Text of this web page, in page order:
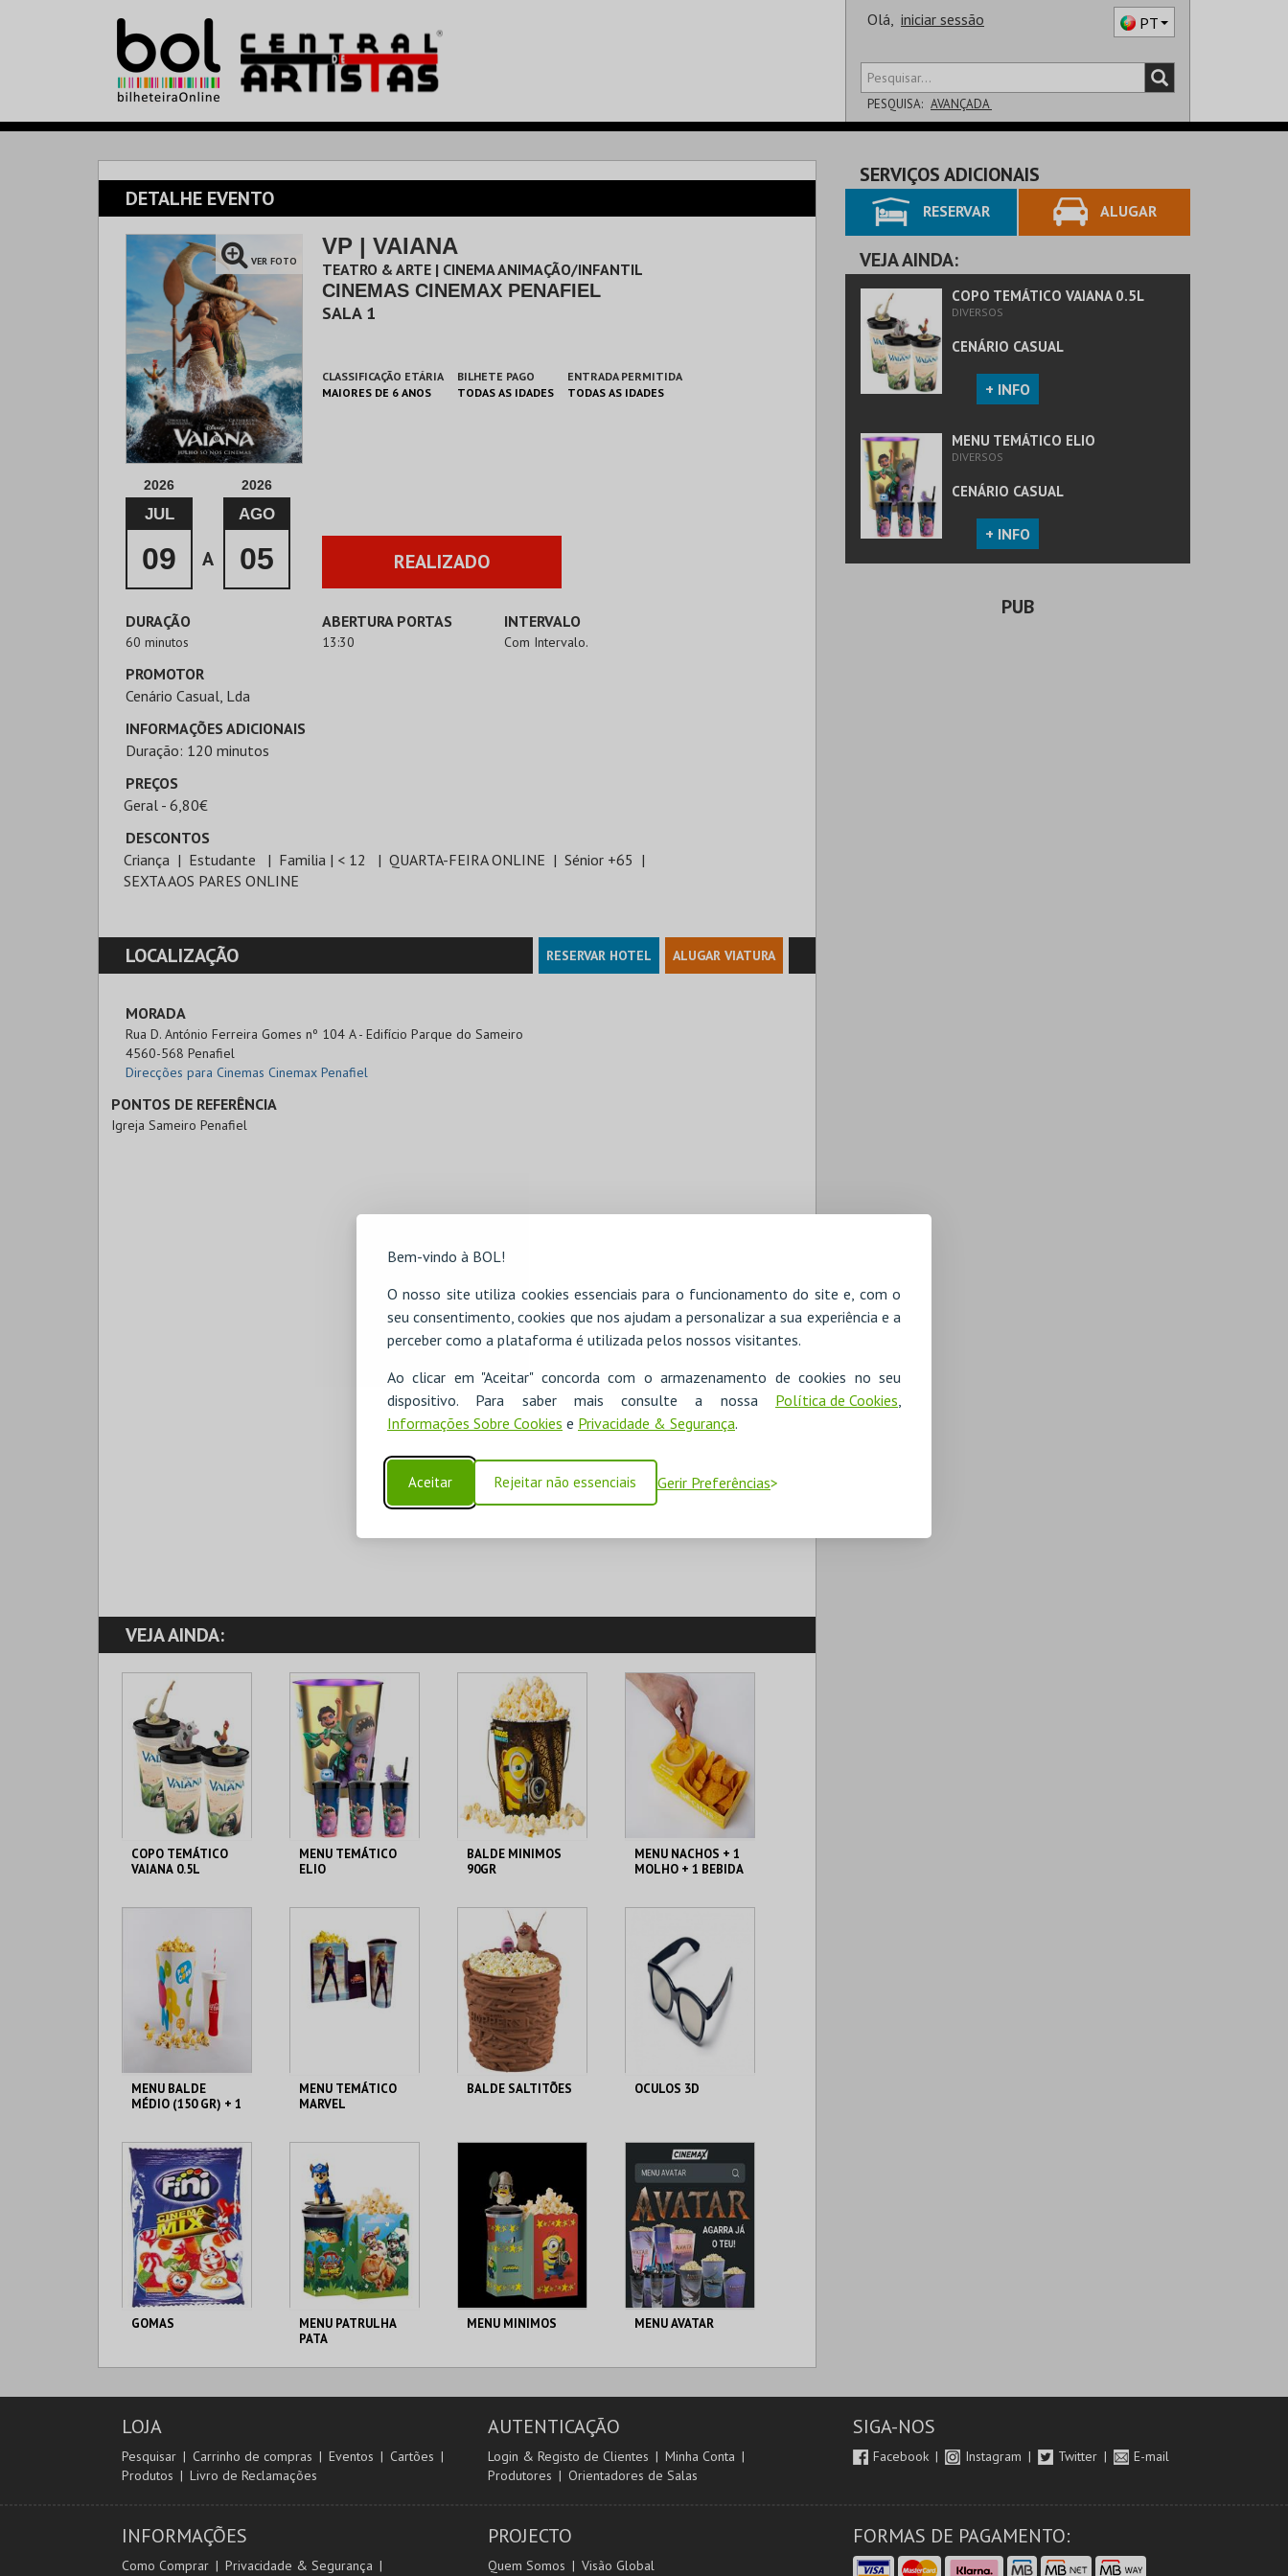
Bem-vindo à BOL!
O nosso site utiliza cookies essenciais para o funcionamento do site e, com o
seu consentimento, cookies que nos ajudam a personalizar a sua experiência e a
perceber como a plataforma é utilizada pelos nossos visitantes.
Ao clicar em "Aceitar" concorda com o armazenamento de cookies no seu
dispositivo. Para saber mais consulte a nossa Política de Cookies
Informações Sobre Cookies e Privacidade & Segurança.
Aceitar Rejeitar não essenciais Gerir Preferências
Olá, iniciar sessão PT
PESQUISA: AVANÇADA
SALA
DETALHE EVENTO
VER FOTO
VP | VAIANA
TEATRO & ARTE | CINEMA ANIMAÇÃO/INFANTIL
CINEMAS CINEMAX PENAFIEL
SALA 1
CLASSIFICAÇÃO ETÁRIA
MAIORES DE 6 ANOS
BILHETE PAGO
TODAS AS IDADES
ENTRADA PERMITIDA
TODAS AS IDADES
2026
JUL
09 A
2026
AGO
05 REALIZADO
DURAÇÃO
60 minutos
ABERTURA PORTAS
13:30
INTERVALO
Com Intervalo.
PROMOTOR
Cenário Casual, Lda
INFORMAÇÕES ADICIONAIS
Duração: 120 minutos
PREÇOS
Geral - 6,80€
DESCONTOS
Criança
Estudante Familia | < 12 QUARTA-FEIRA ONLINE
Sénior +65
SEXTA AOS PARES ONLINE
LOCALIZAÇÃO RESERVAR HOTEL ALUGAR VIATURA
MORADA
Rua D. António Ferreira Gomes nº 104 A - Edifício Parque do Sameiro
4560-568 Penafiel
Direcções para Cinemas Cinemax Penafiel
PONTOS DE REFERÊNCIA
Igreja Sameiro Penafiel
VEJA AINDA:
COPO TEMÁTICO
VAIANA 0.5L
MAIS INFO
COMPRAR
MENU TEMÁTICO
ELIO
MAIS INFO
BALDE MINIMOS
90GR
MAIS INFO
COMPRAR
MENU NACHOS + 1
MOLHO + 1 BEBIDA
MAIS INFO
COMPRAR
MENU BALDE
MÉDIO (150 GR) + 1
MAIS INFO
COMPRAR
MENU TEMÁTICO
MARVEL
MAIS INFO
COMPRAR
BALDE SALTITÕES
MAIS INFO
COMPRAR
OCULOS 3D
MAIS INFO
COMPRAR
GOMAS
CENÁRIO CASUAL
COMPRAR
MENU PATRULHA
PATA
CENÁRIO CASUAL
MENU MINIMOS
CENÁRIO CASUAL
MENU AVATAR
CENÁRIO CASUAL
SERVIÇOS ADICIONAIS
RESERVAR ALUGAR
VEJA AINDA:
COPO TEMÁTICO VAIANA 0.5L
DIVERSOS
CENÁRIO CASUAL
+ INFO
MENU TEMÁTICO ELIO
DIVERSOS
CENÁRIO CASUAL
+ INFO
PUB
LOJA
Pesquisar Carrinho de compras Eventos
Cartões
Produtos
Livro de Reclamações
AUTENTICAÇÃO
Login & Registo de Clientes
Minha Conta
Produtores
Orientadores de Salas
SIGA-NOS
Facebook Instagram Twitter E-mail
INFORMAÇÕES
Como Comprar Privacidade & Segurança
PROJECTO
Quem Somos Visão Global
FORMAS DE PAGAMENTO: